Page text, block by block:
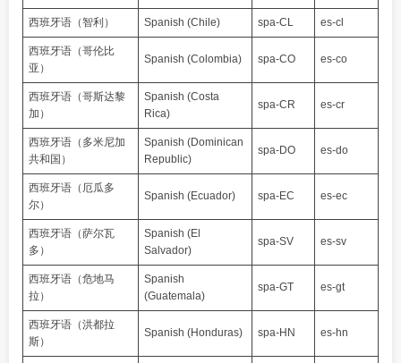
西班牙语（智利） Spanish (Chile) spa-CL es-cl
西班牙语（哥伦比
亚）
Spanish (Colombia) spa-CO es-co
西班牙语（哥斯达黎
加）
Spanish (Costa
Rica)
spa-CR es-cr
西班牙语（多米尼加
共和国）
Spanish (Dominican
Republic)
spa-DO es-do
西班牙语（厄瓜多
尔）
Spanish (Ecuador) spa-EC es-ec
西班牙语（萨尔瓦
多）
Spanish (El
Salvador)
spa-SV es-sv
西班牙语（危地马
拉）
Spanish
(Guatemala)
spa-GT es-gt
西班牙语（洪都拉
斯）
Spanish (Honduras) spa-HN es-hn